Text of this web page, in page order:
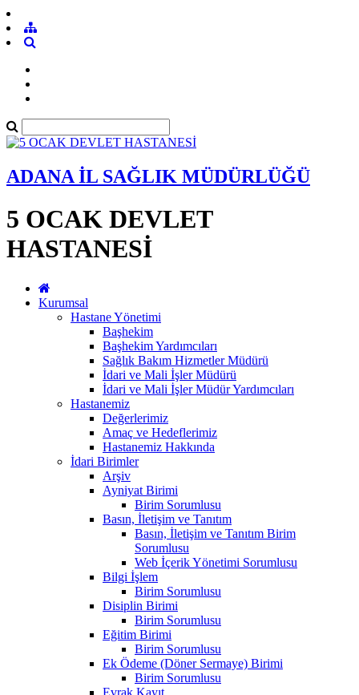
ADANA İL SAĞLIK MÜDÜRLÜĞÜ
5 OCAK DEVLET
HASTANESİ
Kurumsal
Hastane Yönetimi
Başhekim
Başhekim Yardımcıları
Sağlık Bakım Hizmetler Müdürü
İdari ve Mali İşler Müdürü
İdari ve Mali İşler Müdür Yardımcıları
Hastanemiz
Değerlerimiz
Amaç ve Hedeflerimiz
Hastanemiz Hakkında
İdari Birimler
Arşiv
Ayniyat Birimi
Birim Sorumlusu
Basın, İletişim ve Tanıtım
Basın, İletişim ve Tanıtım Birim
Sorumlusu
Web İçerik Yönetimi Sorumlusu
Bilgi İşlem
Birim Sorumlusu
Disiplin Birimi
Birim Sorumlusu
Eğitim Birimi
Birim Sorumlusu
Ek Ödeme (Döner Sermaye) Birimi
Birim Sorumlusu
Evrak Kayıt